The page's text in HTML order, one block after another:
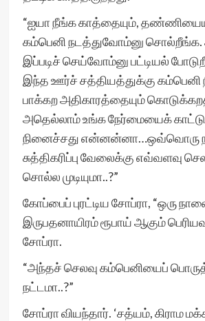
“ஐயா நீங்க காத்தையும்,
கம்பெனி நடத்துவோம்னு சொல்றீங்க.
இப்படிச் செய்வோம்னு பட்டியல்
இந்த ஊர்ச் சத்தியத்துக்கு கம்பெனி
பாக்கற அதிகாரத்தையும்
அதெல்லாம் உங்க நேர்மையைக்
நினைச்சது என்னன்னா…ஒவ்வொரு
சுத்திகரிப்பு வேலைக்கு எவ்வளவு
சொல்ல முடியுமா..?”
கோப்பைப் புரட்டிய சோப்ரா, “ஒரு
இருபதனாயிரம் ரூபாய் ஆகும்
சோப்ரா.
“அந்தச் செலவு கம்பெனியைப்
நட்டமா..?”
சோப்ரா வியந்தார். ‘சத்யம், கிராம